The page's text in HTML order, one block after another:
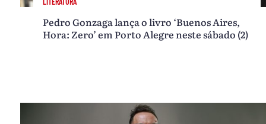
Pedro Gonzaga lança o livro ‘Buenos Aires,
Hora: Zero’ em Porto Alegre neste sábado (2)